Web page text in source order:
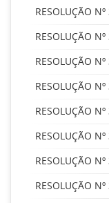
RESOLUÇÃO
RESOLUÇÃO
RESOLUÇÃO
RESOLUÇÃO
RESOLUÇÃO
RESOLUÇÃO
RESOLUÇÃO
RESOLUÇÃO